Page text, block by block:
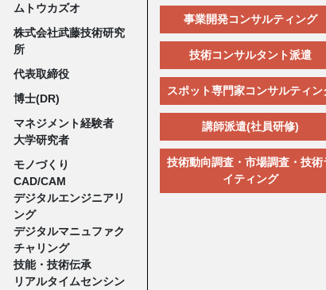
ムトウカズオ
株式会社武藤技術研究
所
代表取締役
博士(DR)
マネジメント経験者
大学研究者
モノづくり
CAD/CAM
デジタルエンジニアリ
ング
デジタルマニュファク
チャリング
技能・技術伝承
リアルタイムセンシン
事業開発コンサルティング
技術コンサルタント派遣
スポット専門家コンサルティン
講師派遣(社員研修)
技術動向調査・市場調査・技術
イティング